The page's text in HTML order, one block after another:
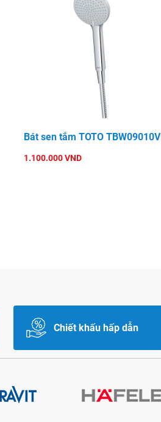
Bát sen tắm TOTO TBW09010V
1.100.000 VND
Chiết khấu hấp dẫn